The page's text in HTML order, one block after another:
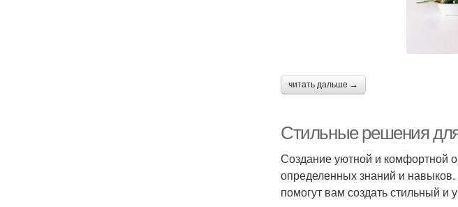
читать дальше →
Стильные решения
Создание уютной и комфортной
определенных знаний и
помогут вам создать стильный